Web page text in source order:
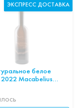
белое
Macabelius
ЭКСПРЕСС ДОСТАВКА